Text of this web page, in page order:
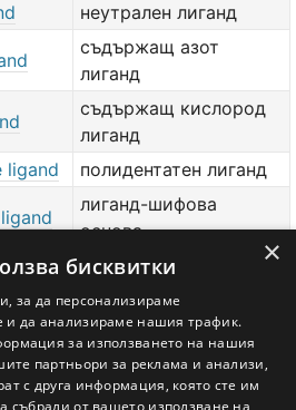
неутрален лиганд
съдържащ азот
лиганд
съдържащ кислород
лиганд
ligand полидентатен лиганд
лиганд-шифова
основа
съдържащ сяра
монодентатен лиганд
или преводтук
×
бисквитки
за да персонализираме
и да анализираме нашия трафик.
за използването на нашия
партньори за реклама и анализи,
с друга информация, която сте им
събрали от вашето използване на